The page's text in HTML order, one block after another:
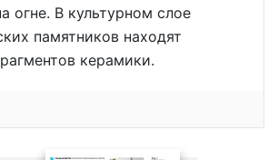
огне. В культурном слое
памятников находят
керамики.